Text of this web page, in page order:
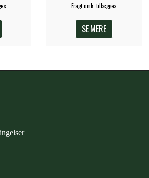
INSEKTBESKYTTELSE
Fragt omk. tillægges
SE MERE